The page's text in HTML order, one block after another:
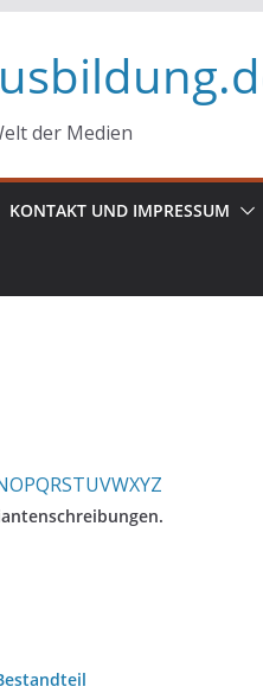
der Medien
KONTAKT UND IMPRESSUM
OPQRSTUVWXYZ